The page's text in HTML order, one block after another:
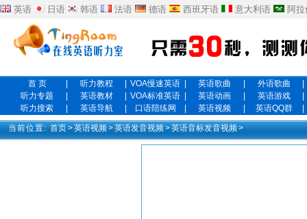
英语 日语 韩语 法语 德语 西班牙语 意大利语 阿
首 页 听力教程 VOA慢速英语 英语歌曲 外语歌曲
听力专题
英语教材 VOA标准英语 英语动画 英语游戏
听力搜索
英语导航 口语陪练网 英语视频 英语QQ群
当前位置: 首页>英语视频>英语发音视频>英语音标发音视频>